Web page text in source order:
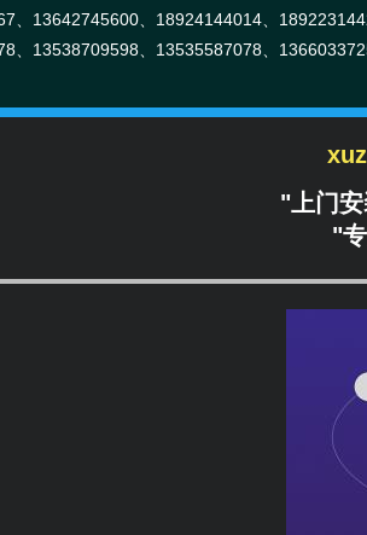
、13642745600、18924144014、
、13538709598、13535587078、
"上门
"